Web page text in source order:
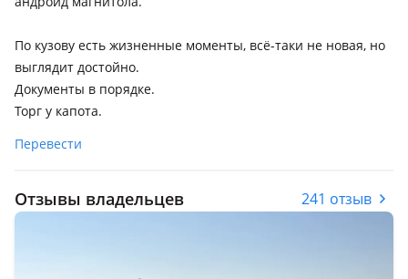
По кузову есть жизненные моменты, всё-таки не новая, но
выглядит достойно.
Документы в порядке.
Торг у капота.
Перевести
Отзывы владельцев 241 отзыв